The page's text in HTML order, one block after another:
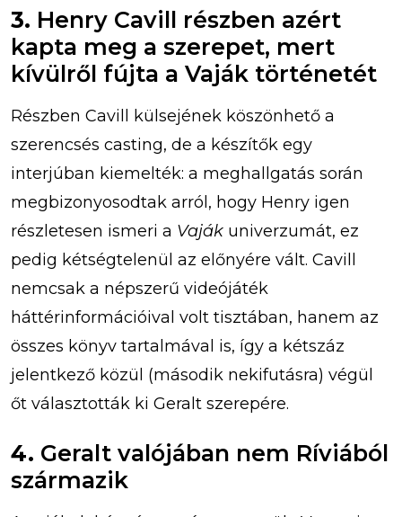
3. Henry Cavill részben azért
kapta meg a szerepet, mert
kívülről fújta a Vaják történetét
Részben Cavill külsejének köszönhető a
szerencsés casting, de a készítők egy
interjúban kiemelték: a meghallgatás során
megbizonyosodtak arról, hogy Henry igen
részletesen ismeri a Vaják univerzumát, ez
pedig kétségtelenül az előnyére vált. Cavill
nemcsak a népszerű videójáték
háttérinformációival volt tisztában, hanem az
összes könyv tartalmával is, így a kétszáz
jelentkező közül (második nekifutásra) végül
őt választották ki Geralt szerepére.
4. Geralt valójában nem Ríviából
származik